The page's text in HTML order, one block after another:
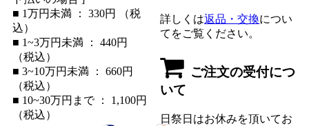
■ 1万円未満 ： 330円 （税
込）
■ 1~3万円未満 ： 440円
（税込）
■ 3~10万円未満 ： 660円
（税込）
■ 10~30万円まで ： 1,100円
（税込）
詳しくは返品・交換につい
てをご覧ください。
ご注文の受付につ
いて
日祭日はお休みを頂いてお